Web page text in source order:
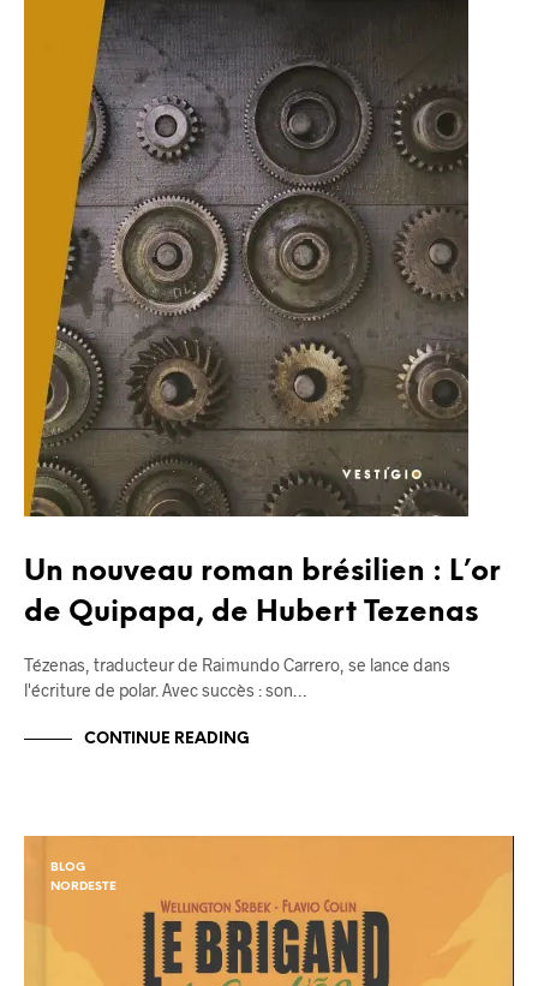
Un nouveau roman brésilien : L’or
de Quipapa, de Hubert Tezenas
Tézenas, traducteur de Raimundo Carrero, se lance dans
l'écriture de polar. Avec succès : son…
CONTINUE READING
BLOG
NORDESTE